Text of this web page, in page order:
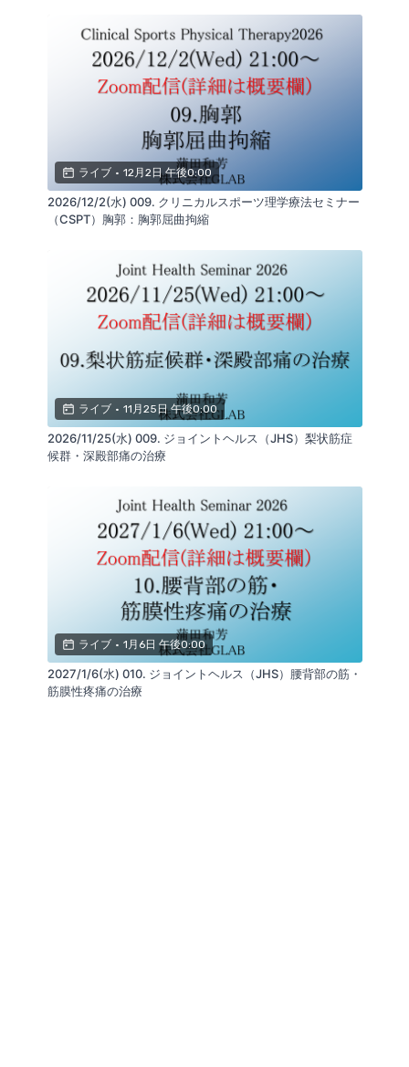
ライブ • 12月2日 午後0:00
2026/12/2(水) 009. クリニカルスポーツ理学療法セミナー
（CSPT）胸郭：胸郭屈曲拘縮
ライブ • 11月25日 午後0:00
2026/11/25(水) 009. ジョイントヘルス（JHS）梨状筋症
候群・深殿部痛の治療
ライブ • 1月6日 午後0:00
2027/1/6(水) 010. ジョイントヘルス（JHS）腰背部の筋・
筋膜性疼痛の治療